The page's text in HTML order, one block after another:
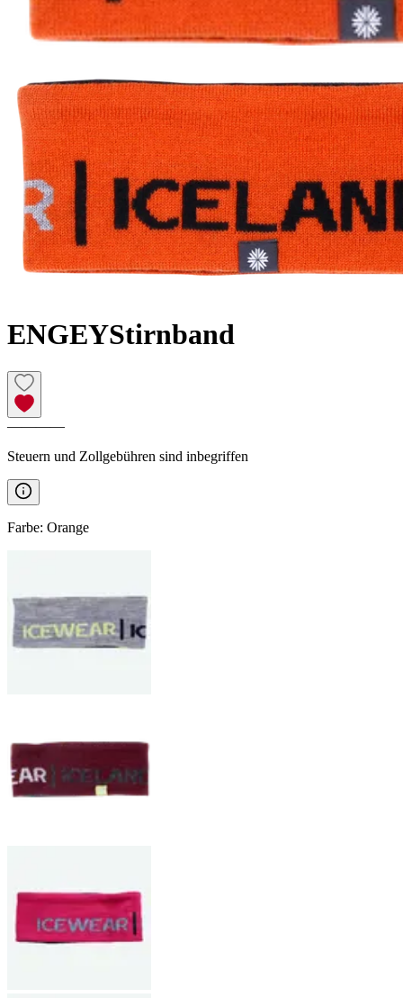
ENGEYStirnband
————
Steuern und Zollgebühren sind inbegriffen
Farbe: Orange